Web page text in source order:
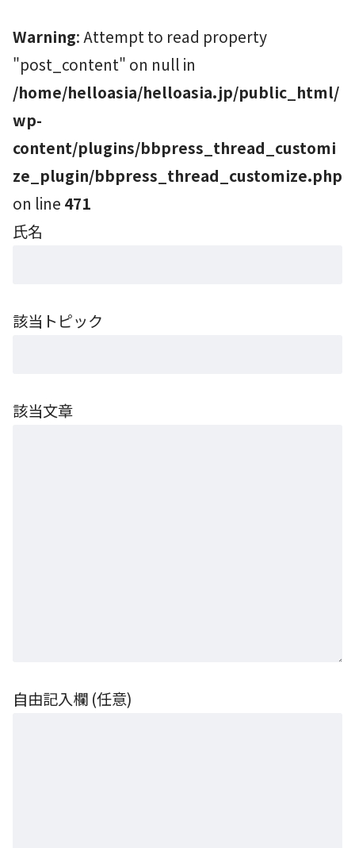
Warning: Attempt to read property
"post_content" on null in
/home/helloasia/helloasia.jp/public_html/
wp-
content/plugins/bbpress_thread_customi
ze_plugin/bbpress_thread_customize.php
on line 471
氏名
該当トピック
該当文章
自由記入欄 (任意)